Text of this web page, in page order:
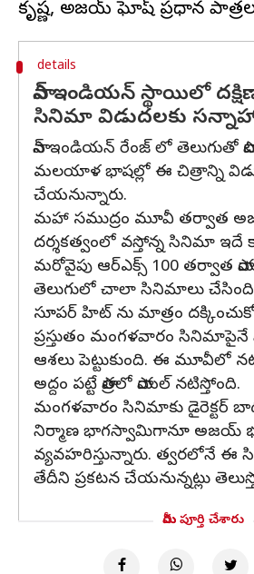
details
పాన్ ఇండియ‌న్ స్థాయిలో
సినిమా విడుదలకు
పాన్ ఇండియ‌న్ రేంజ్ లో తెలుగుతో
మ‌ల‌యాళ భాష‌ల్లో ఈ చిత్రాన్ని
చేయనున్నారు.
మ‌హా స‌ముద్రం మూవీ తర్వాత
ద‌ర్శ‌క‌త్వంలో వస్తోన్న సినిమా ఇదే
మ‌రోవైపు ఆర్ఎక్స్ 100 త‌ర్వాత
తెలుగులో చాలా సినిమాలు
సూపర్ హిట్ ను మాత్రం
ప్రస్తుతం మంగ‌ళ‌వారం సినిమాపైనే
ఆశ‌లు పెట్టుకుంది. ఈ మూవీలో
అద్దం పట్టే పాత్ర‌లో పాయ‌ల్ న‌టిస్తోంది.
మంగ‌ళ‌వారం సినిమాకు డైరెక్టర్
నిర్మాణ భాగ‌స్వామిగానూ అజ‌య్
వ్య‌వ‌హ‌రిస్తున్నారు. త్వ‌ర‌లోనే
తేదీని ప్రకటన చేయనున్నట్లు
మీరు పూర్తి చేశారు